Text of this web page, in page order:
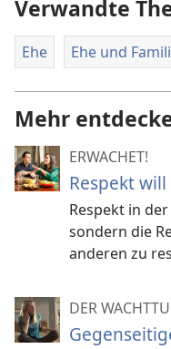
Verwandte
Ehe Ehe und
Mehr
ERWACHET!
Respekt
Respekt in
sondern die
anderen zu
DER